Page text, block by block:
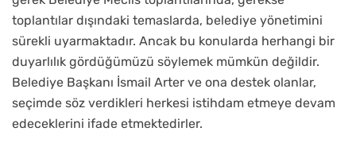
toplantılar dışındaki temaslarda, belediye yönetimini
sürekli uyarmaktadır. Ancak bu konularda herhangi bir
duyarlılık gördüğümüzü söylemek mümkün değildir.
Belediye Başkanı İsmail Arter ve ona destek olanlar,
seçimde söz verdikleri herkesi istihdam etmeye devam
edeceklerini ifade etmektedirler.